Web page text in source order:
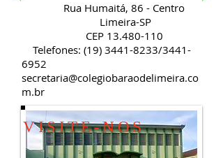
Rua Humaitá, 86 - Centro
Limeira-SP
CEP 13.480-110
Telefones: (19) 3441-8233/3441-
6952
secretaria@colegiobaraodelimeira.co
m.br
VISITE-NOS